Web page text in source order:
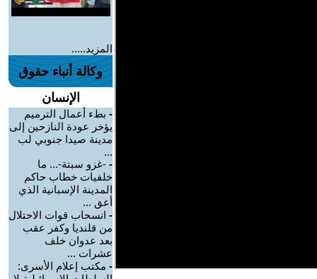
المزيد.....
وكالة أنباء حقوق
الإنسان
- بطء أعمال الترميم
يؤخر عودة النازحين إلى
مدينة صيدا جنوبي لب
...
- -غزو سبتة-... ما
خلفيات خطاب حاكم
المدينة الإسبانية الذي
أعق ...
- انسحاب قوات الاحتلال
من قلنديا وكفر عقب
بعد عدوان خلف
عشرات ...
- مكتب إعلام الأسرى: